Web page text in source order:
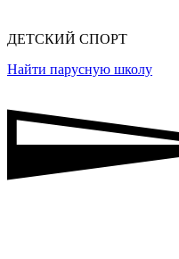
ДЕТСКИЙ СПОРТ
Найти парусную школу